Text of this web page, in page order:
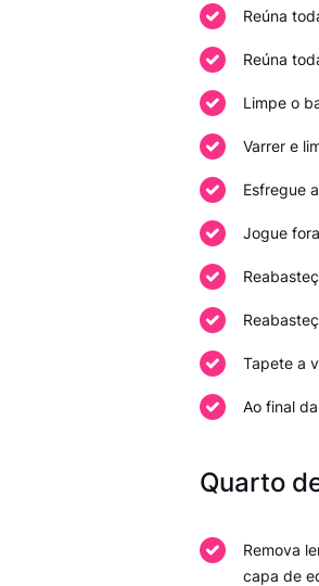
Reúna
Reúna
Limpe o
Varrer e
Esfregue
Jogue
Tapete a
Ao final
Quarto
Remova
capa de